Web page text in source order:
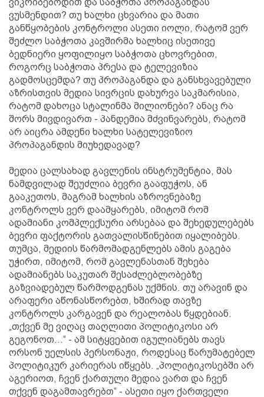
ვუსმენდით? თუ ხალხი ცხვარია და მათი
განწყობების კონტროლი ასეთი იოლი, რატომ ვერ
შეძლო საბჭოთა კავშირმა ხალხიც ისეთივე
ბედნიერი ყოფილიყო საბჭოთა ცხოვრებით,
როგორც საბჭოთა პრესა და ტელევიზია
გადმოსცემდა? თუ პროპაგანდა და განსხვავებული
აზრისთვის მედია სივრცის დახურვა საკმარისია,
რატომ დახოცა სტალინმა მილიონები? ანაც რა
შორს მივდივართ - პანდემია მძვინვარებს, რატომ
არ აიცრა ამდენი ხალხი სატელევიზიო
პროპაგანდის მიუხედავად?
მედია ცალსახად გავლენის ინსტრუმენტია, მას
ნამდვილად შეუძლია ბევრი გააფუჭოს, ან
გააკეთოს, მაგრამ ხალხის აზროვნებაზე
კონტროლს ვერ დაამყარებს, იმიტომ რომ
ადამიანი კომპლექსური არსებაა და შეხედულებებს
ბევრი ფაქტორის გათვალისწინებით იყალიბებს.
თუმცა, მედიის წარმომადგენლებს ამის გაგება
უჭირთ, იმიტომ, რომ გავლენასთან შეხება
ადამიანებს საკუთარ შესაძლებლობებზე
გაზვიადებულ წარმოდგენას უქმნის. თუ არავინ და
არაფერი აწონასწორებთ, ხშირად თავზე
კონტროლს კარგავენ და რეალობას წყდებიან.
„თქვენ მე ვიღაც თაღლითი პოლიტიკოსი არ
გეგონოთ...“ - ამ სიტყვებით იგულიანებს თავს
ორსონ უელსის პერსონაჟი, როდესაც წარუმატებელ
პოლიტიკურ კარიერას იწყებს. „პოლიტიკოსებში არ
აგერიოთ, ჩვენ ქართული მედია ვართ და ჩვენ
თქვენ დაგამთავრებთ“ - ასეთი იყო ქართველი